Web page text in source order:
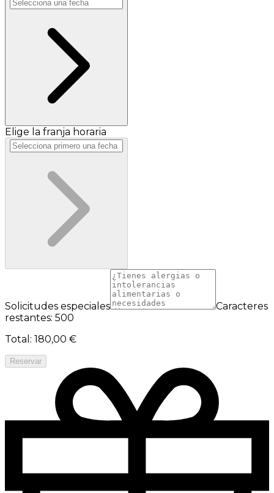
Elige la franja horaria
Solicitudes especiales
Caracteres
restantes: 500
Total : 180,00 €
Reservar